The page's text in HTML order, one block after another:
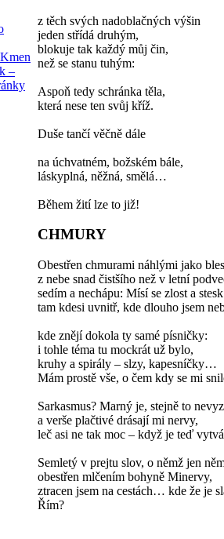
z těch svých nadoblačných výšin
jeden střídá druhým,
blokuje tak každý můj čin,
než se stanu tuhým:
Aspoň tedy schránka těla,
která nese ten svůj kříž.
Duše tančí věčně dále
na úchvatném, božském bále,
láskyplná, něžná, smělá…
Během žití lze to již!
CHMURY
Obestřen chmurami náhlými jako
z nebe snad čistšího než v letní
sedím a nechápu: Mísí se zlost a stesk
tam kdesi uvnitř, kde dlouho jsem
kde znějí dokola ty samé písničky:
i tohle téma tu mockrát už bylo,
kruhy a spirály – slzy, kapesníčky…
Mám prostě vše, o čem kdy se mi
Sarkasmus? Marný je, stejně to
a verše plačtivé drásají mi nervy,
leč asi ne tak moc – když je teď
Semletý v prejtu slov, o němž jen
obestřen mlčením bohyně Minervy,
ztracen jsem na cestách… kde že je
Řím?